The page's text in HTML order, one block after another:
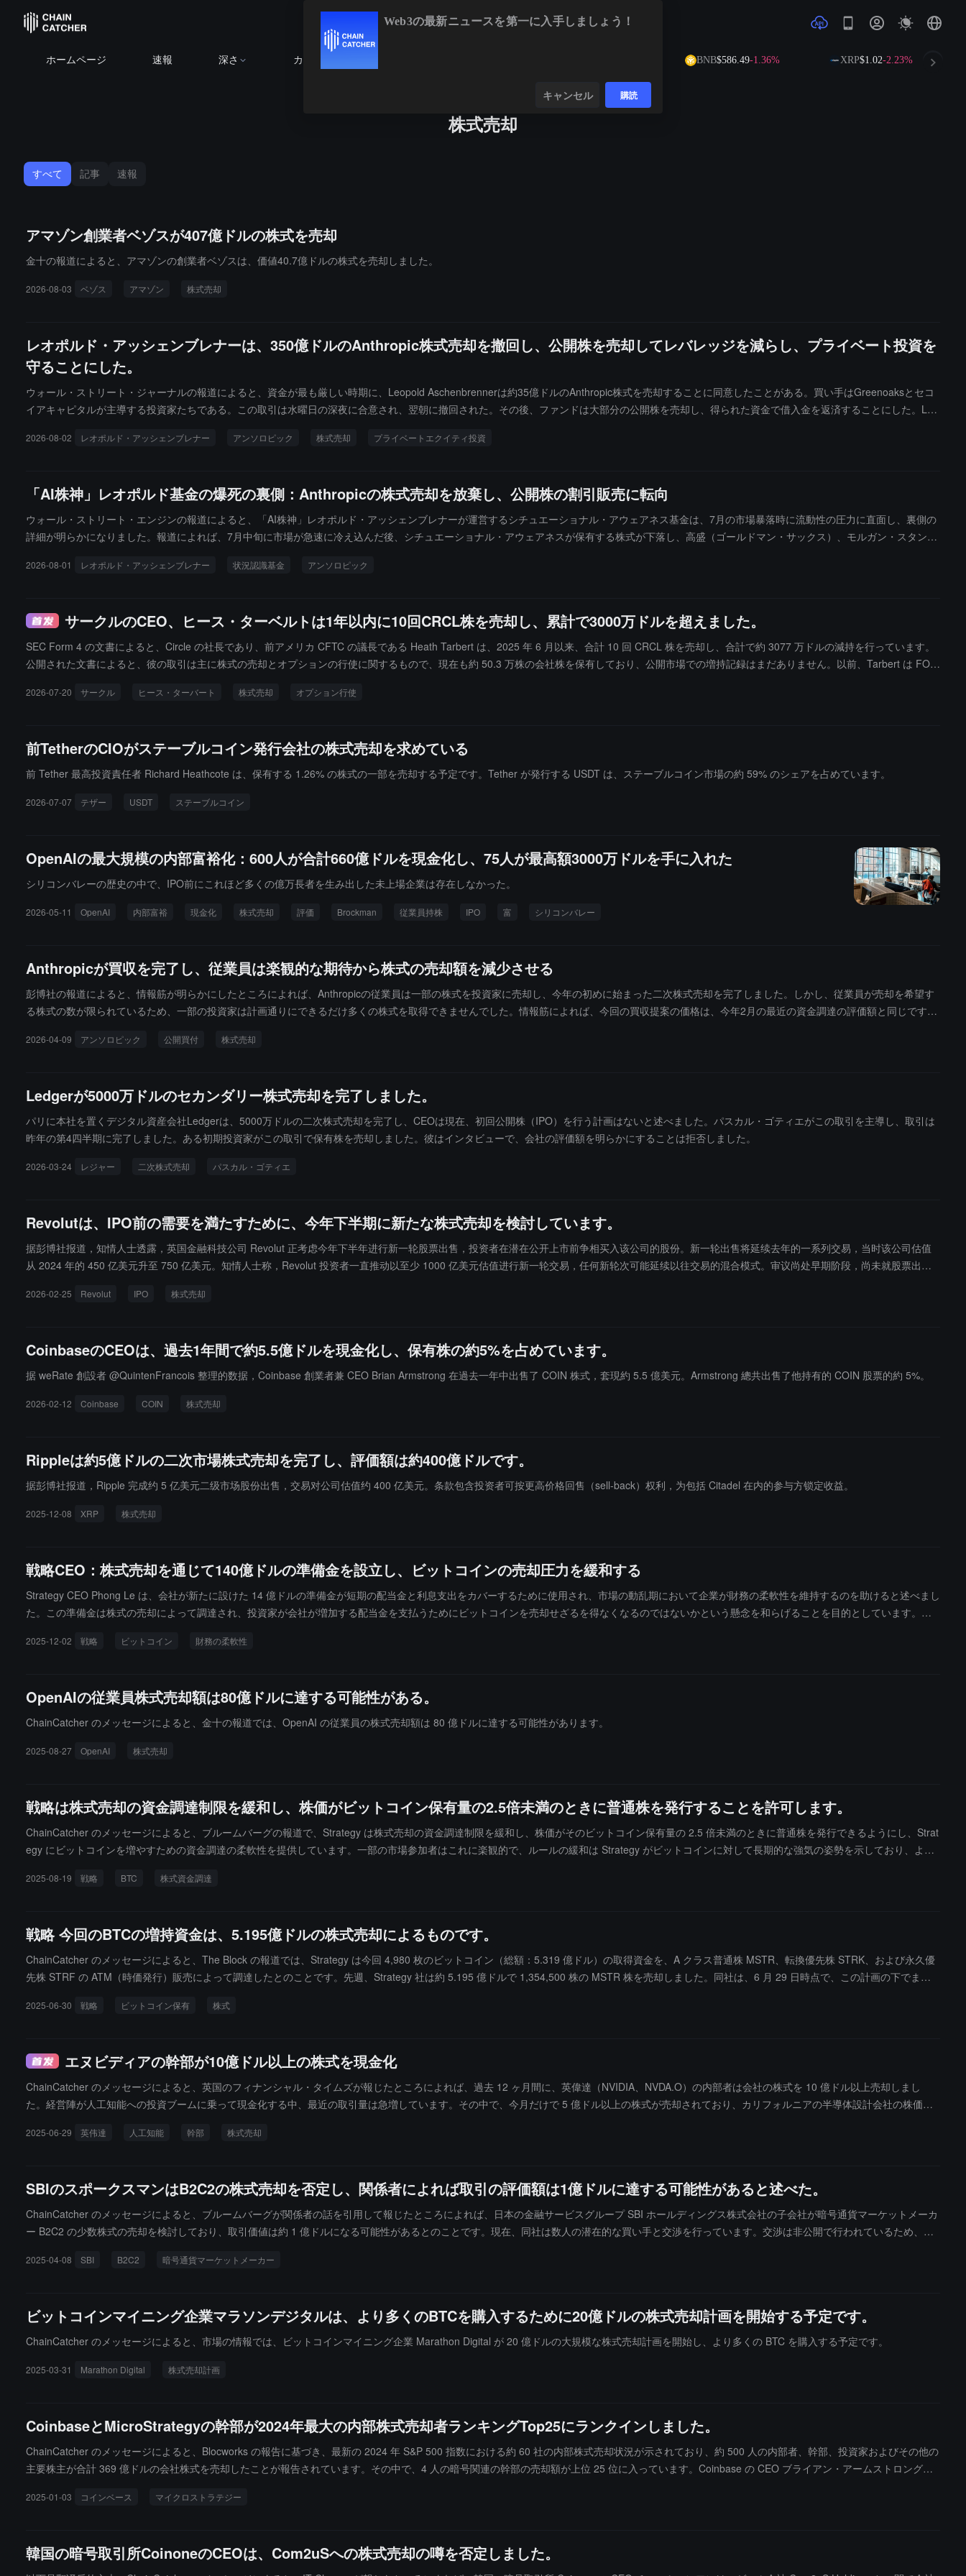
ホームページ 速報 深さ カレンダー BNB$586.49-1.36% XRP$1.02-2.23%
株式売却
すべて 記事 速報
アマゾン創業者ベゾスが407億ドルの株式を売却
金十の報道によると、アマゾンの創業者ベゾスは、価値40.7億ドルの株式を売却しました。
2026-08-03 ベゾス アマゾン 株式売却
レオポルド・アッシェンブレナーは、350億ドルのAnthropic株式売却を撤回し、公開株を売却してレバレッジを減らし、プライベート投資を
守ることにした。
ウォール・ストリート・ジャーナルの報道によると、資金が最も厳しい時期に、Leopold Aschenbrennerは約35億ドルのAnthropic株式を売却することに同意したことがある。買い手はGreenoaksとセコ
イアキャピタルが主導する投資家たちである。この取引は水曜日の深夜に合意され、翌朝に撤回された。その後、ファンドは大部分の公開株を売却し、得られた資金で借入金を返済することにした。Leo
することを選んだと述べた。
2026-08-02 レオポルド・アッシェンブレナー アンソロピック 株式売却 プライベートエクイティ投資
「AI株神」レオポルド基金の爆死の裏側：Anthropicの株式売却を放棄し、公開株の割引販売に転向
ウォール・ストリート・エンジンの報道によると、「AI株神」レオポルド・アッシェンブレナーが運営するシチュエーショナル・アウェアネス基金は、7月の市場暴落時に流動性の圧力に直面し、裏側の
詳細が明らかになりました。報道によれば、7月中旬に市場が急速に冷え込んだ後、シチュエーショナル・アウェアネスが保有する株式が下落し、高盛（ゴールドマン・サックス）、モルガン・スタンレ
強制売却→さらなる価格低下」というサイクルが形成されました。7月下旬、レオポルドはカーメルでの結婚式の最中もチームと連続して交渉を行い、基金の運営を維持しました。7月29日の夜、彼はグ
シタデルは最終的に木曜日の開盤前に市場価値よりも10%以上低い割引で基金の公開株式投資ポートフォリオの大部分の資産を取得しました。この取引はシチュエーショナル・アウェアネスがマージン
要求を満たすのを助け、正式なデフォルトを回避しました。取引完了後、関連するAIおよび半導体株は木曜日に反発し、シタデルはその恩恵を受けました。7月31日頃までに、シチュエーショナル・アウ
ェアネスは投資家に対し、基金の7月の純損失が約67%であることを開示しましたが、年内全体では依然として約80%の上昇を記録しています。レオポルドはこの事件について「全責任を負う」と述べ、
基金は銀行のレバレッジを解除し、今後も運営を続け、公開市場に投資しながら、ポートフォリオ管理とリスク管理システムを調整するとしています。
2026-08-01 レオポルド・アッシェンブレナー 状況認識基金 アンソロピック
サークルのCEO、ヒース・ターベルトは1年以内に10回CRCL株を売却し、累計で3000万ドルを超えました。
SEC Form 4 の文書によると、Circle の社長であり、前アメリカ CFTC の議長である Heath Tarbert は、2025 年 6 月以来、合計 10 回 CRCL 株を売却し、合計で約 3077 万ドルの減持を行っています。
公開された文書によると、彼の取引は主に株式の売却とオプションの行使に関するもので、現在も約 50.3 万株の会社株を保有しており、公開市場での増持記録はまだありません。以前、Tarbert は FOX
達成できれば、長期的には株価が自ずと答えを示すだろう（The stock will take care of itself）と述べました。
2026-07-20 サークル ヒース・ターバート 株式売却 オプション行使
前TetherのCIOがステーブルコイン発行会社の株式売却を求めている
前 Tether 最高投資責任者 Richard Heathcote は、保有する 1.26% の株式の一部を売却する予定です。Tether が発行する USDT は、ステーブルコイン市場の約 59% のシェアを占めています。
2026-07-07 テザー USDT ステーブルコイン
OpenAIの最大規模の内部富裕化：600人が合計660億ドルを現金化し、75人が最高額3000万ドルを手に入れた
シリコンバレーの歴史の中で、IPO前にこれほど多くの億万長者を生み出した未上場企業は存在しなかった。
2026-05-11 OpenAI 内部富裕 現金化 株式売却 評価 Brockman 従業員持株 IPO 富 シリコンバレー
Anthropicが買収を完了し、従業員は楽観的な期待から株式の売却額を減少させる
彭博社の報道によると、情報筋が明らかにしたところによれば、Anthropicの従業員は一部の株式を投資家に売却し、今年の初めに始まった二次株式売却を完了しました。しかし、従業員が売却を希望す
る株式の数が限られているため、一部の投資家は計画通りにできるだけ多くの株式を取得できませんでした。情報筋によれば、今回の買収提案の価格は、今年2月の最近の資金調達の評価額と同じです。
従業員は、Anthropicが今後行う予定の初回公開株式（IPO）前に、より多くの株式を保持したいと考えています。このIPOは、早ければ今年中に行われる見込みです。ある関係者は、この予想を下回る取
2026-04-09 アンソロピック 公開買付 株式売却
Ledgerが5000万ドルのセカンダリー株式売却を完了しました。
パリに本社を置くデジタル資産会社Ledgerは、5000万ドルの二次株式売却を完了し、CEOは現在、初回公開株（IPO）を行う計画はないと述べました。パスカル・ゴティエがこの取引を主導し、取引は
昨年の第4四半期に完了しました。ある初期投資家がこの取引で保有株を売却しました。彼はインタビューで、会社の評価額を明らかにすることは拒否しました。
2026-03-24 レジャー 二次株式売却 パスカル・ゴティエ
Revolutは、IPO前の需要を満たすために、今年下半期に新たな株式売却を検討しています。
据彭博社报道，知情人士透露，英国金融科技公司 Revolut 正考虑今年下半年进行新一轮股票出售，投资者在潜在公开上市前争相买入该公司的股份。新一轮出售将延续去年的一系列交易，当时该公司估值
从 2024 年的 450 亿美元升至 750 亿美元。知情人士称，Revolut 投资者一直推动以至少 1000 亿美元估值进行新一轮交易，任何新轮次可能延续以往交易的混合模式。审议尚处早期阶段，尚未就股票出售
2026-02-25 Revolut IPO 株式売却
CoinbaseのCEOは、過去1年間で約5.5億ドルを現金化し、保有株の約5%を占めています。
据 weRate 創設者 @QuintenFrancois 整理的数据，Coinbase 創業者兼 CEO Brian Armstrong 在過去一年中出售了 COIN 株式，套現約 5.5 億美元。Armstrong 總共出售了他持有的 COIN 股票的約 5%。
2026-02-12 Coinbase COIN 株式売却
Rippleは約5億ドルの二次市場株式売却を完了し、評価額は約400億ドルです。
据彭博社报道，Ripple 完成约 5 亿美元二级市场股份出售，交易对公司估值约 400 亿美元。条款包含投资者可按更高价格回售（sell-back）权利，为包括 Citadel 在内的参与方锁定收益。
2025-12-08 XRP 株式売却
戦略CEO：株式売却を通じて140億ドルの準備金を設立し、ビットコインの売却圧力を緩和する
Strategy CEO Phong Le は、会社が新たに設けた 14 億ドルの準備金が短期の配当金と利息支出をカバーするために使用され、市場の動乱期において企業が財務の柔軟性を維持するのを助けると述べまし
た。この準備金は株式の売却によって調達され、投資家が会社が増加する配当金を支払うためにビットコインを売却せざるを得なくなるのではないかという懸念を和らげることを目的としています。会
2025-12-02 戦略 ビットコイン 財務の柔軟性
OpenAIの従業員株式売却額は80億ドルに達する可能性がある。
ChainCatcher のメッセージによると、金十の報道では、OpenAI の従業員の株式売却額は 80 億ドルに達する可能性があります。
2025-08-27 OpenAI 株式売却
戦略は株式売却の資金調達制限を緩和し、株価がビットコイン保有量の2.5倍未満のときに普通株を発行することを許可します。
ChainCatcher のメッセージによると、ブルームバーグの報道で、Strategy は株式売却の資金調達制限を緩和し、株価がそのビットコイン保有量の 2.5 倍未満のときに普通株を発行できるようにし、Strat
egy にビットコインを増やすための資金調達の柔軟性を提供しています。一部の市場参加者はこれに楽観的で、ルールの緩和は Strategy がビットコインに対して長期的な強気の姿勢を示しており、より
が 3.4 倍から 1.6 倍に減少しており、資金調達制限の緩和は株主の権益をさらに希薄化させると考えています。
2025-08-19 戦略 BTC 株式資金調達
戦略 今回のBTCの増持資金は、5.195億ドルの株式売却によるものです。
ChainCatcher のメッセージによると、The Block の報道では、Strategy は今回 4,980 枚のビットコイン（総額：5.319 億ドル）の取得資金を、A クラス普通株 MSTR、転換優先株 STRK、および永久優
先株 STRF の ATM（時価発行）販売によって調達したとのことです。先週、Strategy 社は約 5.195 億ドルで 1,354,500 株の MSTR 株を売却しました。同社は、6 月 29 日時点で、この計画の下でまだ
株が 205 億ドル相当残っています。同時に、同社は 2,970 万ドルで 284,225 株の STRF 株を売却し、この計画の下で残り 19 億ドルの枠があります。Strategy 社の STRK および STRF 永久優先株は、
2025-06-30 戦略 ビットコイン保有 株式
エヌビディアの幹部が10億ドル以上の株式を現金化
ChainCatcher のメッセージによると、英国のフィナンシャル・タイムズが報じたところによれば、過去 12 ヶ月間に、英偉達（NVIDIA、NVDA.O）の内部者は会社の株式を 10 億ドル以上売却しまし
た。経営陣が人工知能への投資ブームに乗って現金化する中、最近の取引量は急増しています。その中で、今月だけで 5 億ドル以上の株式が売却されており、カリフォルニアの半導体設計会社の株価が
上昇の前に、英偉達は波乱の一年を経験しました：貿易緊張や他国の AI 分野での突破が同社の製品需要を脅かしました。CEO の黄仁勲は今週、昨年 9 月以来初めての株式売却を開始しました。英偉達
格に回復するのを待っていました。」と評価しています。
2025-06-29 英伟達 人工知能 幹部 株式売却
SBIのスポークスマンはB2C2の株式売却を否定し、関係者によれば取引の評価額は1億ドルに達する可能性があると述べた。
ChainCatcher のメッセージによると、ブルームバーグが関係者の話を引用して報じたところによれば、日本の金融サービスグループ SBI ホールディングス株式会社の子会社が暗号通貨マーケットメーカ
ー B2C2 の少数株式の売却を検討しており、取引価値は約 1 億ドルになる可能性があるとのことです。現在、同社は数人の潜在的な買い手と交渉を行っています。交渉は非公開で行われているため、関
2025-04-08 SBI B2C2 暗号通貨マーケットメーカー
ビットコインマイニング企業マラソンデジタルは、より多くのBTCを購入するために20億ドルの株式売却計画を開始する予定です。
ChainCatcher のメッセージによると、市場の情報では、ビットコインマイニング企業 Marathon Digital が 20 億ドルの大規模な株式売却計画を開始し、より多くの BTC を購入する予定です。
2025-03-31 Marathon Digital 株式売却計画
CoinbaseとMicroStrategyの幹部が2024年最大の内部株式売却者ランキングTop25にランクインしました。
ChainCatcher のメッセージによると、Blocworks の報告に基づき、最新の 2024 年 S&P 500 指数における約 60 社の内部株式売却状況が示されており、約 500 人の内部者、幹部、投資家およびその他の
主要株主が合計 369 億ドルの会社株式を売却したことが報告されています。その中で、4 人の暗号関連の幹部の売却額が上位 25 位に入っています。Coinbase の CEO ブライアン・アームストロングは
ンしており、この金額には彼の信託が売却した COIN 株式およびファンド Paradigm の売却が含まれています。エアサムの直後には、Coinbase の COO エミリー・チョイが 1.864 億ドルの売却額で続い
2025-01-03 コインベース マイクロストラテジー
韓国の暗号取引所CoinoneのCEOは、Com2uSへの株式売却の噂を否定しました。
Web3の最新ニュースを第一に入手しましょう！
キャンセル 購読